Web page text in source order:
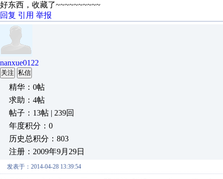
好东西，收藏了~~~~~~~~~~
回复 引用 举报
nanxue0122
关注 私信
精华：0帖
求助：4帖
帖子：13帖 | 239回
年度积分：0
历史总积分：803
注册：2009年9月29日
发表于：2014-04-28 13:39:54